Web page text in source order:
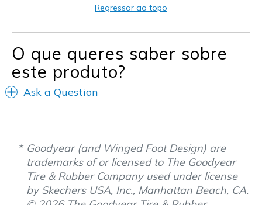
Melhores utilizações
Casual Wear
Width
Feels true to width
Sizing
View On Shoes
Regressar ao topo
O que queres saber sobre
este produto?
Ask a Question
Goodyear (and Winged Foot Design) are
trademarks of or licensed to The Goodyear
Tire & Rubber Company used under license
by Skechers USA, Inc., Manhattan Beach, CA.